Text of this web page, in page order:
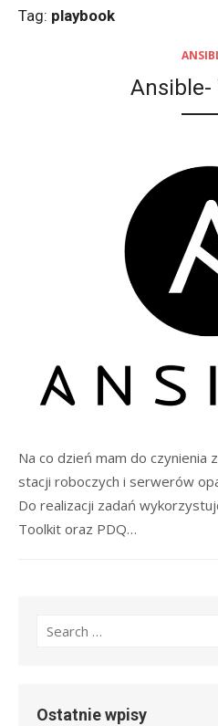
Tag: playbook
Ansible-
Na co dzień mam do czynienia
stacji roboczych i serwerów
Do realizacji zadań
Toolkit oraz PDQ…
Search
Ostatnie wpisy